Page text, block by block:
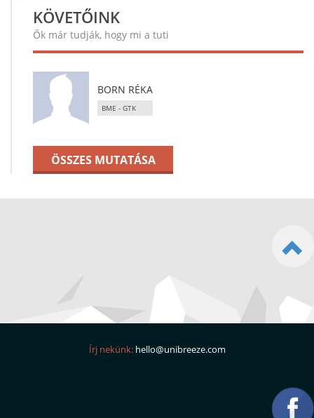
KÖVETŐINK
Ők már tudják, hogy mi a tuti
BORN RÉKA
BME - GTK
ÖSSZES MUTATÁSA
Írj nekünk: hello@unibreeze.com